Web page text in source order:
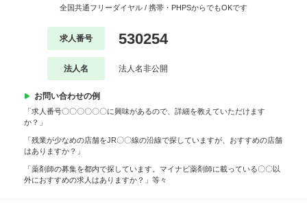
全国共通フリーダイヤル / 携帯・PHPSからでもOKです
求人番号 530254
法人名 法人名非公開
お問い合わせの例
「求人番号〇〇〇〇〇〇に興味があるので、詳細を教えていただけます
か？」
「残業が少なめの店舗をJR〇〇線の沿線で探していますが、おすすめの店舗
はありますか？」
「薬剤師の募集を都内で探しています。マイナビ薬剤師に載っている〇〇以
外におすすめの求人はありますか？」等々